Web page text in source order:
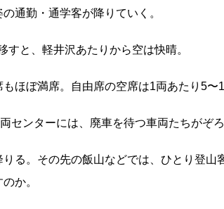
通勤・通学客が降りていく。
すと、軽井沢あたりから空は快晴。
ほぼ満席。自由席の空席は1両あたり5〜
センターには、廃車を待つ車両たちがぞろ
る。その先の飯山などでは、ひとり登山
か。